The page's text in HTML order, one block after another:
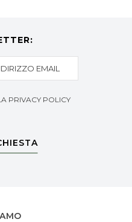
PRIVACY POLICY